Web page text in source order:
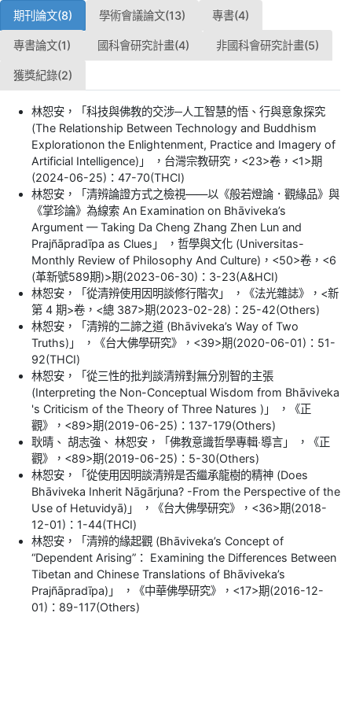
期刊論文(8) 學術會議論文(13) 專書(4)
專書論文(1) 國科會研究計畫(4) 非國科會研究計畫(5)
獲獎紀錄(2)
林恕安，「科技與佛教的交涉─人工智慧的悟、行與意象探究
(The Relationship Between Technology and Buddhism
Explorationon the Enlightenment, Practice and Imagery of
Artificial Intelligence)」 ，台灣宗教研究，<23>卷，<1>期
(2024-06-25)：47-70(THCI)
林恕安，「清辨論證方式之檢視——以《般若燈論．觀緣品》與
《掌珍論》為線索 An Examination on Bhāviveka’s
Argument — Taking Da Cheng Zhang Zhen Lun and
Prajñāpradīpa as Clues」 ，哲學與文化 (Universitas-
Monthly Review of Philosophy And Culture)，<50>卷，<6
(革新號589期)>期(2023-06-30)：3-23(A&HCI)
林恕安，「從清辨使用因明談修行階次」 ，《法光雜誌》，<新
第 4 期>卷，<總 387>期(2023-02-28)：25-42(Others)
林恕安，「清辨的二諦之道 (Bhāviveka’s Way of Two
Truths)」 ，《台大佛學研究》，<39>期(2020-06-01)：51-
92(THCI)
林恕安，「從三性的批判談清辨對無分別智的主張
(Interpreting the Non-Conceptual Wisdom from Bhāviveka
's Criticism of the Theory of Three Natures )」 ，《正
觀》，<89>期(2019-06-25)：137-179(Others)
耿晴、 胡志強、 林恕安，「佛教意識哲學專輯‧導言」 ，《正
觀》，<89>期(2019-06-25)：5-30(Others)
林恕安，「從使用因明談清辨是否繼承龍樹的精神 (Does
Bhāviveka Inherit Nāgārjuna? -From the Perspective of the
Use of Hetuvidyā)」 ，《台大佛學研究》，<36>期(2018-
12-01)：1-44(THCI)
林恕安，「清辨的緣起觀 (Bhāviveka’s Concept of
“Dependent Arising”： Examining the Differences Between
Tibetan and Chinese Translations of Bhāviveka’s
Prajñāpradīpa)」 ，《中華佛學研究》，<17>期(2016-12-
01)：89-117(Others)